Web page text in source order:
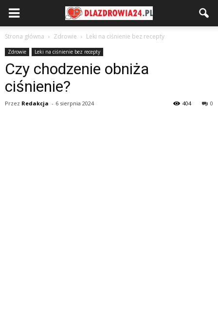
Strona główna Zdrowie Leki na ciśnienie bez recepty
Zdrowie Leki na ciśnienie bez recepty
Czy chodzenie obniża
ciśnienie?
Przez Redakcja - 6 sierpnia 2024 0
404